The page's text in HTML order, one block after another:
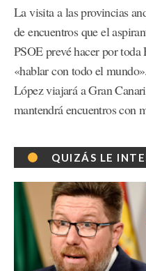
La visita a las provincias
de encuentros que el
PSOE prevé hacer por
«hablar con todo el
López viajará a Gran
mantendrá encuentros con
QUIZÁS LE